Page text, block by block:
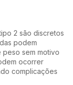
2 são discretos
podem
sem motivo
ocorrer
complicações